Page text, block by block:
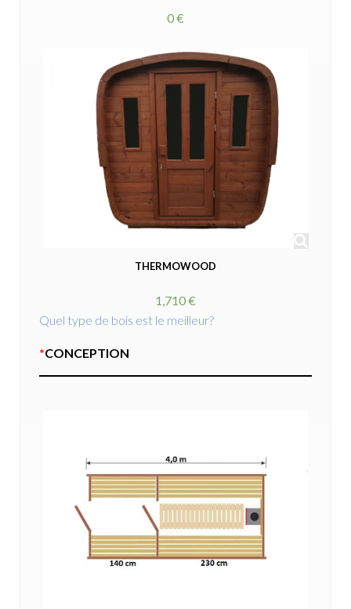
0 €
THERMOWOOD
1,710 €
Quel type de bois est le meilleur?
*CONCEPTION